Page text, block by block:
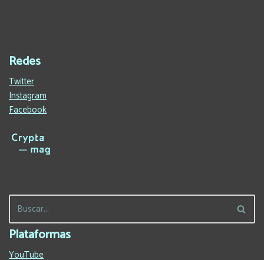
Redes
Twitter
Instagram
Facebook
Plataformas
YouTube